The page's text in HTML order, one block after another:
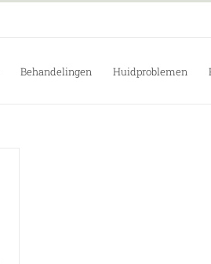
Behandelingen Huidproblemen